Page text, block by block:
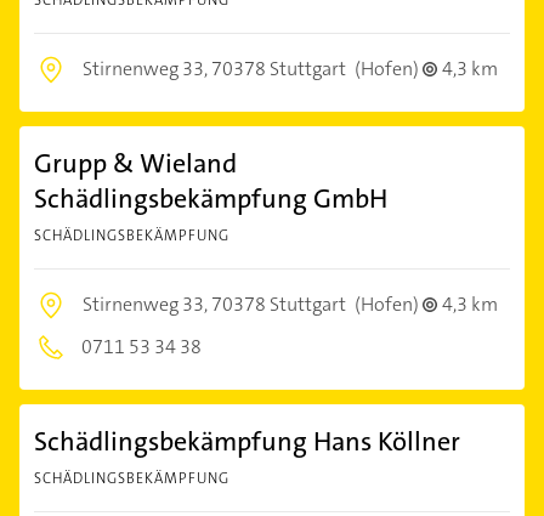
Stirnenweg 33,70378 Stuttgart (Hofen) 4,3 km
Grupp & Wieland
Schädlingsbekämpfung GmbH
SCHÄDLINGSBEKÄMPFUNG
Stirnenweg 33,70378 Stuttgart (Hofen)
4,3 km
0711 53 34 38
Schädlingsbekämpfung Hans Köllner
SCHÄDLINGSBEKÄMPFUNG